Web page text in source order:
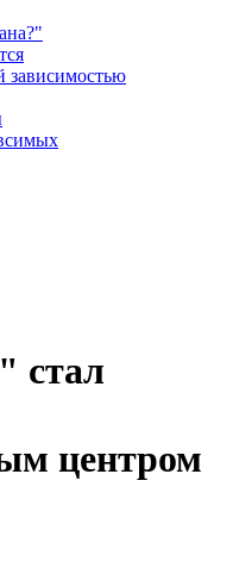
зависимостью
стал
центром